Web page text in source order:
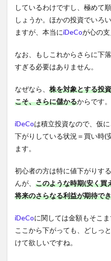
しているわけですし、極めて
しょうか。ほかの投資でいろ
ますが、本当にiDeCoが心の
なお、もしこれからさらに下
すぎる必要はありません。
なぜなら、 株を対象とする投
こそ、さらに儲かるからです。
iDeCoは積立投資なので、仮
下がりしている状況＝買い時(
ます。
初心者の方は特に値下がりす
んが、 このような時期(安く買
将来のさらなる利益が期待で
iDeCoに関しては金額もそこ
ここから下がっても、どしっ
けて欲しいですね。